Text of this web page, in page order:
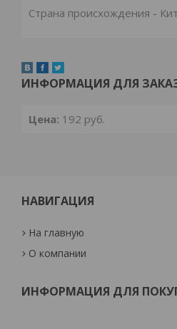
Страна происхождения -
ИНФОРМАЦИЯ ДЛЯ
Цена: 192 руб.
НАВИГАЦИЯ
На главную
О компании
ИНФОРМАЦИЯ ДЛЯ